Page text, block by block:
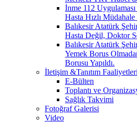
İnme 112
Hasta Hızlı
Balıkesir Atatürk
Hasta Değil, Doktor
Balıkesir Atatürk
Yemek Borus
Borusu Yapıldı.
İletişim &Tanıtım Faaliyetleri
E-Bülten
Toplantı ve
Sağlık Takvimi
Fotoğraf Galerisi
Video